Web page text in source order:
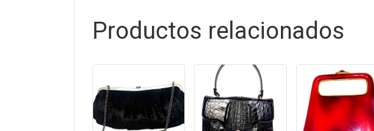
Productos relacionados